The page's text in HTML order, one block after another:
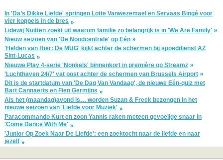
In 'Da’s Dikke Liefde' springen Lotte Vanwezemael en Servaas Bingé voor
vier koppels in de bres
Lidewij Nuitten zoekt uit waarom familie zo belangrijk is in 'We Are Family'
Nieuw seizoen van 'De Noodcentrale' op Eén
'Helden van Hier: De MUG' kijkt achter de schermen bij spoeddienst AZ
Sint-Lucas
Nieuwe Play 4-serie 'Nonkels' binnenkort in première op Streamz
'Luchthaven 24/7' vat post achter de schermen van Brussels Airport
Dit is de startdatum van 'De Dag Van Vandaag', de nieuwe Eén-quiz met
Bart Cannaerts en Fien Germijns
Als het (maandag)avond is… worden Suzan & Freek bezongen in het
nieuwe seizoen van 'Liefde voor Muziek'
Paracommando Kurt en zoon Yannis raken meteen gevoelige snaar in
'Come Dance With Me'
'Junior Op Zoek Naar De Liefde': een zoektocht naar de liefde en naar
jezelf